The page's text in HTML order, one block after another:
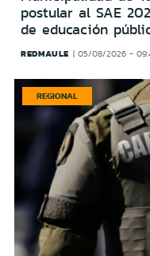
postular al SAE
de educación
REDMAULE 05/08/2026 -
REGIONAL